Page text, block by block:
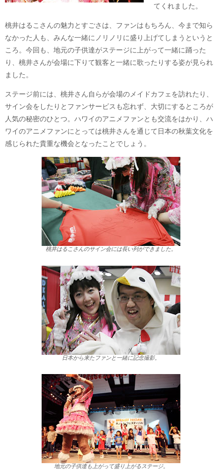
てくれました。
桃井はるこさんの魅力とすごさは、ファンはもちろん、今まで知ら
なかった人も、みんな一緒にノリノリに盛り上げてしまうというと
ころ。今回も、地元の子供達がステージに上がって一緒に踊った
り、桃井さんが会場に下りて観客と一緒に歌ったりする姿が見られ
ました。
ステージ前には、桃井さん自らが会場のメイドカフェを訪れたり、
サイン会をしたりとファンサービスも忘れず、大切にするところが
人気の秘密のひとつ。ハワイのアニメファンとも交流をはかり、ハ
ワイのアニメファンにとっては桃井さんを通じて日本の秋葉文化を
感じられた貴重な機会となったことでしょう。
桃井はるこさんのサイン会には長い列ができました。
日本から来たファンと一緒に記念撮影。
地元の子供達も上がって盛り上がるステージ。